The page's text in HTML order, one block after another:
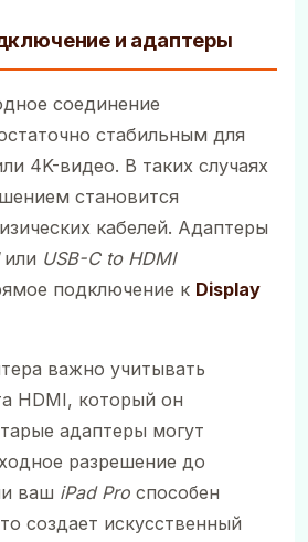
и адаптеры
соединение
стабильным для
4K-видео. В таких случаях
становится
кабелей. Адаптеры
или USB-C to HDMI
подключение к Display
важно учитывать
HDMI, который он
адаптеры могут
разрешение до
ваш iPad Pro способен
создает искусственный